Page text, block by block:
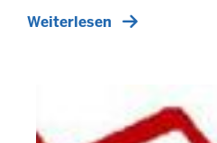
Weiterlesen